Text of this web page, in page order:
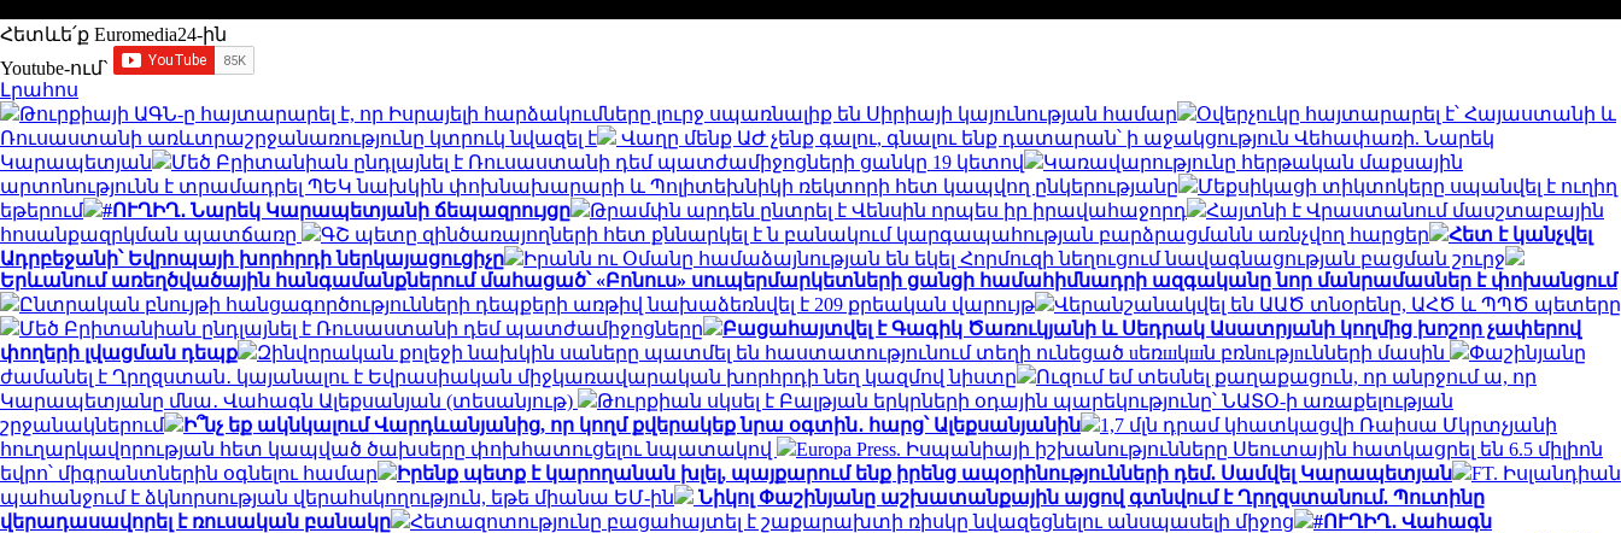
Հետևե՛ք Euromedia24-ին
Youtube-ում`
Լրահոս
Թուրքիայի ԱԳՆ-ը հայտարարել է, որ Իսրայելի հարձակումները լուրջ սպառնալիք են Սիրիայի կայունության համար
Օվերչուկը հայտարարել է՝ Հայաստանի և
Ռուսաստանի առևտրաշրջանառությունը կտրուկ նվազել է
Վաղը մենք ԱԺ չենք գալու, գնալու ենք դատարան՝ ի աջակցություն Վեհափառի. Նարեկ
Կարապետյան
Մեծ Բրիտանիան ընդլայնել է Ռուսաստանի դեմ պատժամիջոցների ցանկը 19 կետով
Կառավարությունը հերթական մաքսային
արտոնությունն է տրամադրել ՊԵԿ նախկին փոխնախարարի և Պոլիտեխնիկի ռեկտորի հետ կապվող ընկերությանը
Մեքսիկացի տիկտոկերը սպանվել է ուղիղ
եթերում
#ՈՒՂԻՂ․ Նարեկ Կարապետյանի ճեպազրույցը Թրամփն արդեն ընտրել է Վենսին որպես իր իրավահաջորդ
Հայտնի է Վրաստանում մասշտաբային
հոսանքազրկման պատճառը
ԳՇ պետը զինծառայողների հետ քննարկել է ն բանակում կարգապահության բարձրացմանն առնչվող հարցեր
Հետ է կանչվել
Ադրբեջանի՝ Եվրոպայի խորհրդի ներկայացուցիչը
Իրանն ու Օմանը համաձայնության են եկել Հորմուզի նեղուցում նավագնացության բացման շուրջ
Երևանում առեղծվածային հանգամանքներում մահացած՝ «Բոնուս» սուպերմարկետների ցանցի համահիմնադրի ազգականը նոր մանրամասներ է փոխանցում
Ընտրական բնույթի հանցագործությունների դեպքերի առթիվ նախաձեռնվել է 209 քրեական վարույթ
Վերանշանակվել են ԱԱԾ տնօրենը, ԱՀԾ և ՊՊԾ պետերը
Մեծ Բրիտանիան ընդլայնել է Ռուսաստանի դեմ պատժամիջոցները
Բացահայտվել է Գագիկ Ծառուկյանի և Սեդրակ Ասատրյանի կողմից խոշոր չափերով
փողերի լվացման դեպք
Զինվորական քոլեջի նախկին սաները պատմել են հաստատությունում տեղի ունեցած uեռшկшն բռնnւթյnւնների մասին
Փաշինյանը
ժամանել է Ղրղզստան․ կայանալու է Եվրասիական միջկառավարական խորհրդի նեղ կազմով նիստը
Ուզում եմ տեսնել քաղաքացուն, որ անրջում ա, որ
Կարապետյանը մնա․ Վահագն Ալեքսանյան (տեսանյութ)
Թուրքիան սկսել է Բալթյան երկրների օդային պարեկությունը՝ ՆԱՏՕ-ի առաքելության
շրջանակներում
Ի՞նչ եք ակնկալում Վարդևանյանից, որ կողմ քվերակեք նրա օգտին․ հարց՝ Ալեքսանյանին
1,7 մլն դրամ կհատկացվի Ռաիսա Մկրտչյանի
հուղարկավորության հետ կապված ծախսերը փոխհատուցելու նպատակով
Europa Press. Իսպանիայի իշխանությունները Սեուտային հատկացրել են 6.5 միլիոն
եվրո՝ միգրանտներին օգնելու համար
Իրենք պետք է կարողանան խլել, պայքարում ենք իրենց ապօրինությունների դեմ. Սամվել Կարապետյան
FT. Իսլանդիան
պահանջում է ձկնորսության վերահսկողություն, եթե միանա ԵՄ-ին
Նիկոլ Փաշինյանը աշխատանքային այցով գտնվում է Ղրղզստանում. Պուտինը
վերադասավորել է ռուսական բանակը
Հետազոտությունը բացահայտել է շաքարախտի ռիսկը նվազեցնելու անսպասելի միջոց
#ՈՒՂԻՂ․ Վահագն